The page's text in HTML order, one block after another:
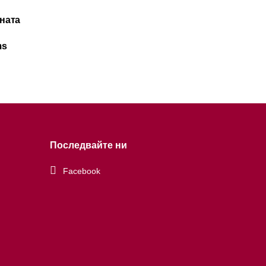
Последвайте ни
Facebook